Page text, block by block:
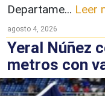
Departame... Leer
agosto 4, 2026
Yeral Núñez
metros con